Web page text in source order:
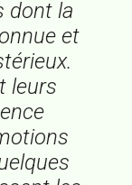
dont la
et
leurs